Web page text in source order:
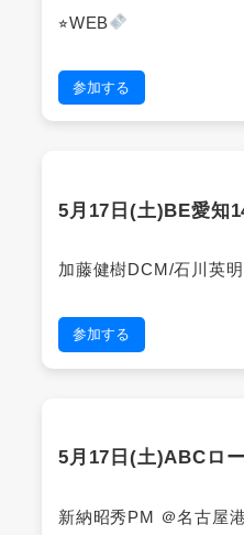
⭐︎WEB
参加する
5月17日(土)BE愛知
加藤健樹DCM/石川英
参加する
5月17日(土)ABCロ
新納昭秀PM ＠名古屋